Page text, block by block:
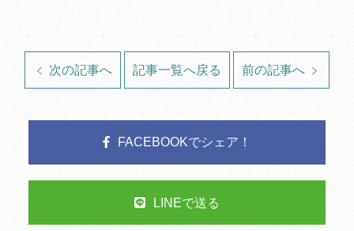
次の記事へ 記事一覧へ戻る 前の記事へ
FACEBOOKでシェア！
LINEで送る